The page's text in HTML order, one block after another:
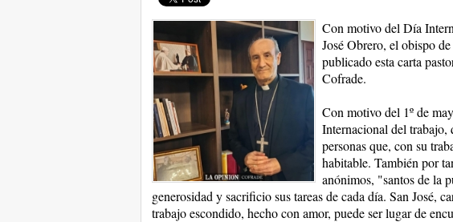
Con motivo del Día
José Obrero, el obispo
publicado esta carta
Cofrade.
Con motivo del 1º de
Internacional del trabajo,
personas que, con su
habitable. También por
anónimos, "santos de la
generosidad y sacrificio sus tareas de cada día. San José,
trabajo escondido, hecho con amor, puede ser lugar de